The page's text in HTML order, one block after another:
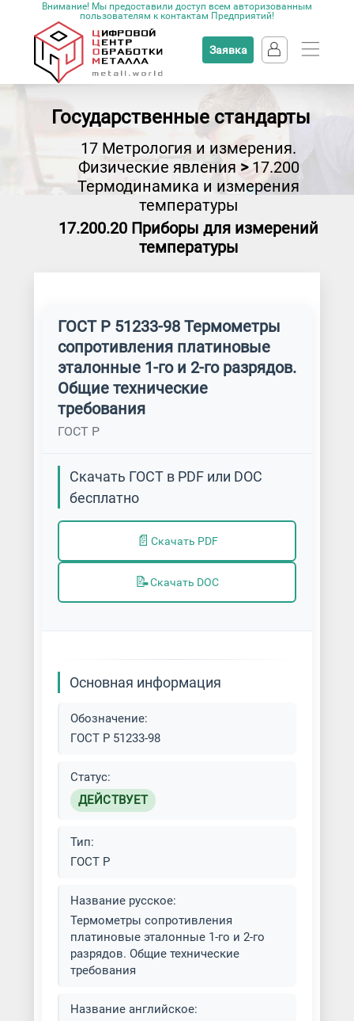
Внимание! Мы предоставили доступ всем авторизованным
пользователям к контактам Предприятий!
Заявка
Государственные стандарты
17 Метрология и измерения.
Физические явления >17.200
Термодинамика и измерения
температуры
17.200.20 Приборы для измерений
температуры
ГОСТ Р 51233-98 Термометры
сопротивления платиновые
эталонные 1-го и 2-го разрядов.
Общие технические
требования
ГОСТ Р
Скачать ГОСТ в PDF или DOC
бесплатно
📄 Скачать PDF
📝Скачать DOC
Основная информация
Обозначение:
ГОСТ Р 51233-98
Статус:
ДЕЙСТВУЕТ
Тип:
ГОСТ Р
Название русское:
Термометры сопротивления
платиновые эталонные 1-го и 2-го
разрядов. Общие технические
требования
Название английское: